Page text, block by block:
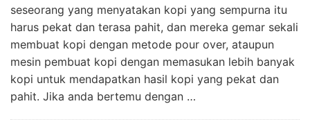
seseorang yang menyatakan kopi yang sempurna itu
harus pekat dan terasa pahit, dan mereka gemar sekali
membuat kopi dengan metode pour over, ataupun
mesin pembuat kopi dengan memasukan lebih banyak
kopi untuk mendapatkan hasil kopi yang pekat dan
pahit. Jika anda bertemu dengan …